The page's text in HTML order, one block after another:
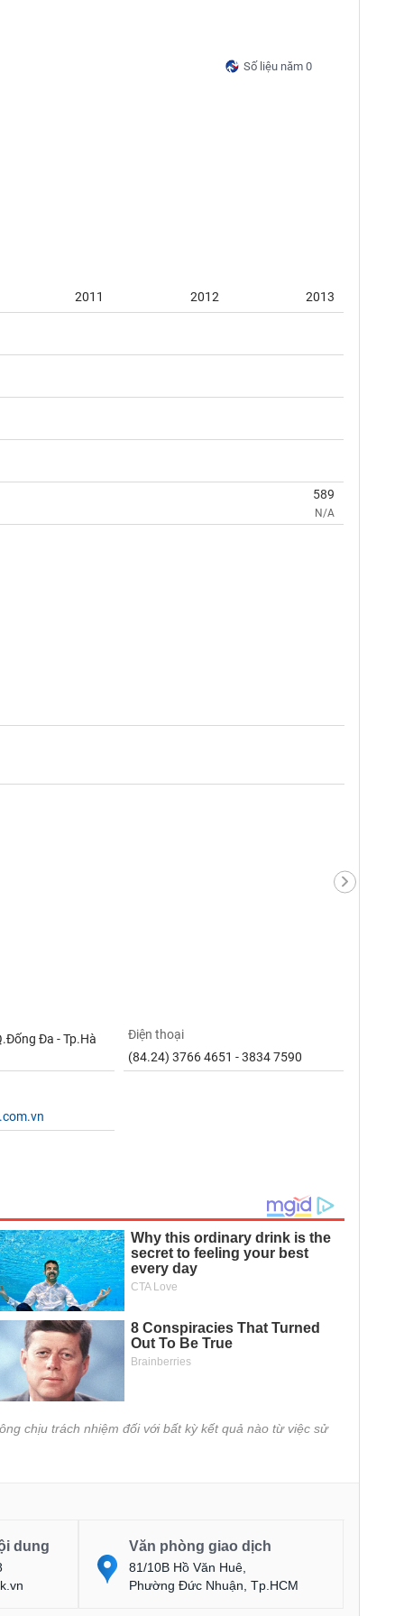
Số liệu năm 0
2011 2012 2013
589
N/A
Đa - Tp.Hà
Điện thoại
(84.24) 3766 4651 - 3834 7590
chịu trách nhiệm đối với bất kỳ kết quả nào từ việc sử
dung Văn phòng giao dịch
81/10B Hồ Văn Huê,
Phường Đức Nhuận, Tp.HCM